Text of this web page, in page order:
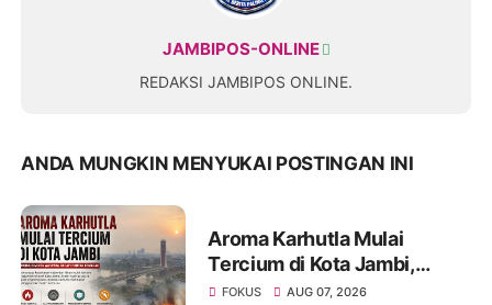
JAMBIPOS-ONLINE
REDAKSI JAMBIPOS ONLINE.
ANDA MUNGKIN MENYUKAI POSTINGAN INI
Aroma Karhutla Mulai
Tercium di Kota Jambi,
Warga Diminta Waspada
FOKUS AUG 07, 2026